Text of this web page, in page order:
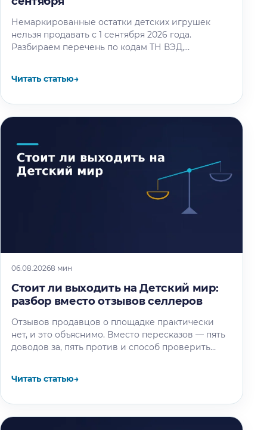
Немаркированные остатки детских игрушек
нельзя продавать с 1 сентября 2026 года.
Разбираем перечень по кодам ТН ВЭД,
Читать статью→
06.08.20268 мин
Стоит ли выходить на Детский мир:
разбор вместо отзывов селлеров
Отзывов продавцов о площадке практически
нет, и это объяснимо. Вместо пересказов — пять
доводов за, пять против и способ проверить
Читать статью→